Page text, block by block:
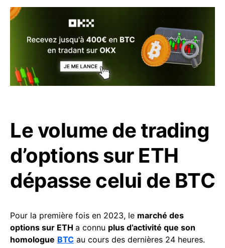
Le volume de trading
d’options sur ETH
dépasse celui de BTC
Pour la première fois en 2023, le marché des
options sur ETH a connu plus d’activité que son
homologue BTC au cours des dernières 24 heures.